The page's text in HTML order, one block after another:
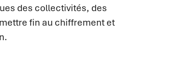
des collectivités, des
fin au chiffrement et